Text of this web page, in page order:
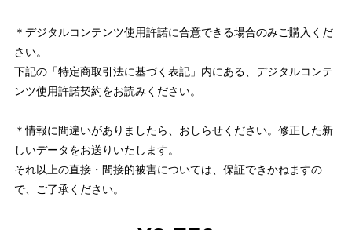
＊デジタルコンテンツ使用許諾に合意できる場合のみご購入くだ
さい。
下記の「特定商取引法に基づく表記」内にある、デジタルコンテ
ンツ使用許諾契約をお読みください。
＊情報に間違いがありましたら、おしらせください。修正した新
しいデータをお送りいたします。
それ以上の直接・間接的被害については、保証できかねますの
で、ご了承ください。